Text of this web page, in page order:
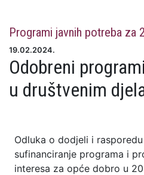
Programi javnih potreba za
19.02.2024.
Odobreni
u društvenim
Odluka o dodjeli i
sufinanciranje programa i
interesa za opće dobro u